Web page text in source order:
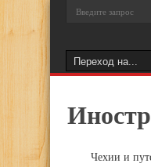
Чехии и